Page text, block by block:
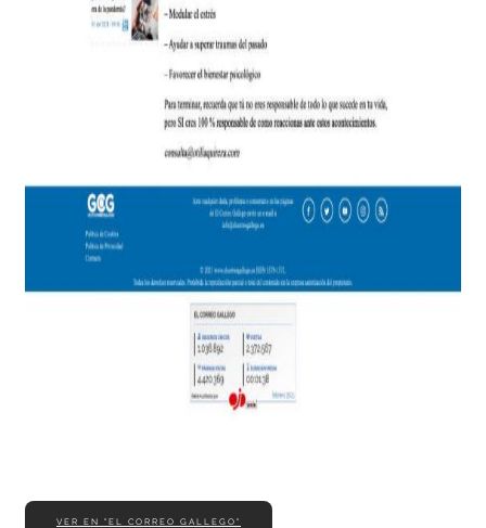
VER EN "EL CORREO GALLEGO"